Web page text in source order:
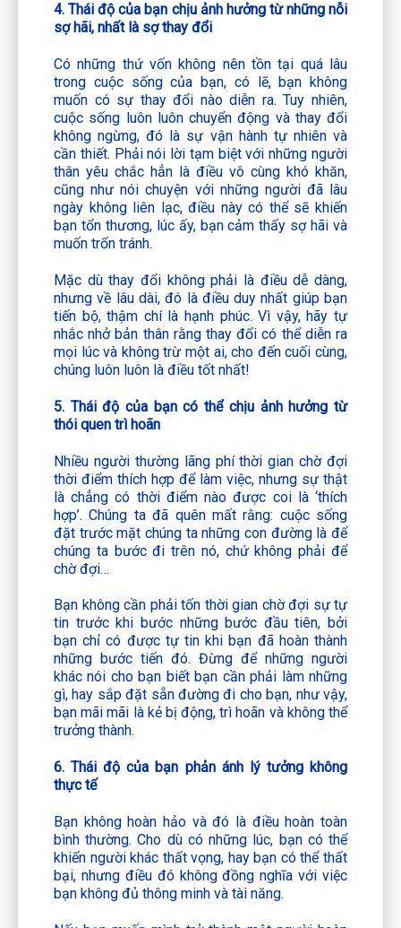
4. Thái độ của bạn chịu ảnh hưởng từ những nỗi
sợ hãi, nhất là sợ thay đổi
Có những thứ vốn không nên tồn tại quá lâu
trong cuộc sống của bạn, có lẽ, bạn không
muốn có sự thay đổi nào diễn ra. Tuy nhiên,
cuộc sống luôn luôn chuyển động và thay đổi
không ngừng, đó là sự vận hành tự nhiên và
cần thiết. Phải nói lời tạm biệt với những người
thân yêu chắc hẳn là điều vô cùng khó khăn,
cũng như nói chuyện với những người đã lâu
ngày không liên lạc, điều này có thể sẽ khiến
bạn tổn thương, lúc ấy, bạn cảm thấy sợ hãi và
muốn trốn tránh.
Mặc dù thay đổi không phải là điều dễ dàng,
nhưng về lâu dài, đó là điều duy nhất giúp bạn
tiến bộ, thậm chí là hạnh phúc. Vì vậy, hãy tự
nhắc nhở bản thân rằng thay đổi có thể diễn ra
mọi lúc và không trừ một ai, cho đến cuối cùng,
chúng luôn luôn là điều tốt nhất!
5. Thái độ của bạn có thể chịu ảnh hưởng từ
thói quen trì hoãn
Nhiều người thường lãng phí thời gian chờ đợi
thời điểm thích hợp để làm việc, nhưng sự thật
là chẳng có thời điểm nào được coi là ‘thích
hợp’. Chúng ta đã quên mất rằng: cuộc sống
đặt trước mặt chúng ta những con đường là để
chúng ta bước đi trên nó, chứ không phải để
chờ đợi…
Bạn không cần phải tốn thời gian chờ đợi sự tự
tin trước khi bước những bước đầu tiên, bởi
bạn chỉ có được tự tin khi bạn đã hoàn thành
những bước tiến đó. Đừng để những người
khác nói cho bạn biết bạn cần phải làm những
gì, hay sắp đặt sẵn đường đi cho bạn, như vậy,
bạn mãi mãi là kẻ bị động, trì hoãn và không thể
trưởng thành.
6. Thái độ của bạn phản ánh lý tưởng không
thực tế
Bạn không hoàn hảo và đó là điều hoàn toàn
bình thường. Cho dù có những lúc, bạn có thể
khiến người khác thất vọng, hay bạn có thể thất
bại, nhưng điều đó không đồng nghĩa với việc
bạn không đủ thông minh và tài năng.